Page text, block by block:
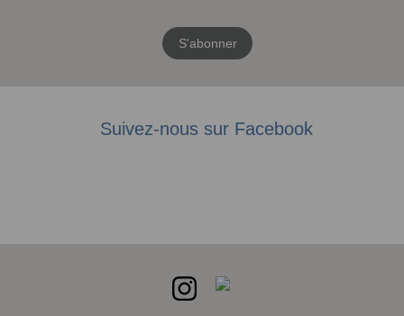
S'abonner
Suivez-nous sur Facebook